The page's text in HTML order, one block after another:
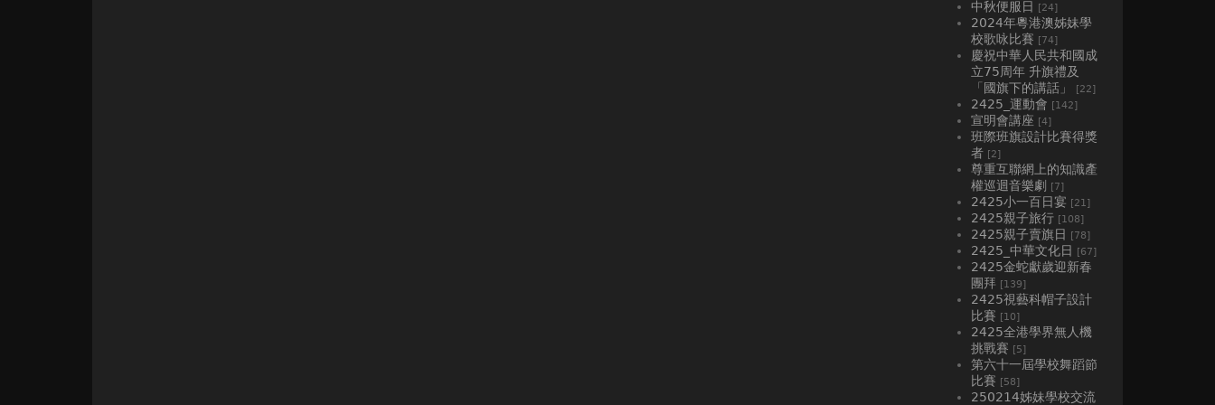
中秋便服日 [24]
2024年粵港澳姊妹學
校歌咏比賽 [74]
慶祝中華人民共和國成
立75周年 升旗禮及
「國旗下的講話」
[22]
2425_運動會 [142]
宣明會講座 [4]
班際班旗設計比賽得獎
者 [2]
尊重互聯網上的知識產
權巡迴音樂劇 [7]
2425小一百日宴 [21]
2425親子旅行 [108]
2425親子賣旗日 [78]
2425_中華文化日 [67]
2425金蛇獻歲迎新春
團拜 [139]
2425視藝科帽子設計
比賽 [10]
2425全港學界無人機
挑戰賽 [5]
第六十一屆學校舞蹈節
比賽 [58]
250214姊妹學校交流